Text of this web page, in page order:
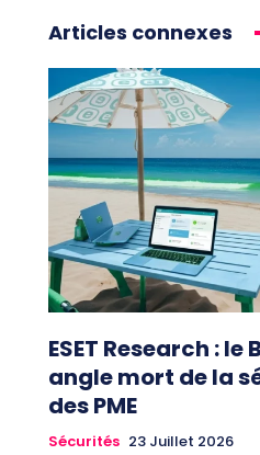
Articles connexes
ESET Research : le
angle mort de la
des PME
Sécurités 23 Juillet 2026